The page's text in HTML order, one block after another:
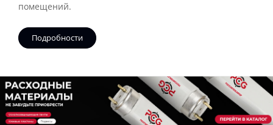
помещений.
Подробности